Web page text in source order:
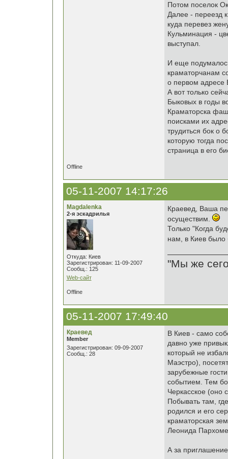
Потом поселок
Далее - переезд
куда перевез
Кульминация -
выступал.
И еще
краматорчанам
о первом адресе
А вот только
Быковых в годы
Краматорска
поисками их
трудиться бок о
которую тогда
страница в его
Offline
05-11-2007 14:17:26
Magdalenka
2-я эскадрилья
Откуда: Киев
Зарегистрирован: 11-09-2007
Сообщ.: 125
Web-сайт
Краевед, Ваша
осуществим.
Только "Когда
нам, в Киев было
"Мы же
Offline
05-11-2007 17:49:40
Краевед
Member
Зарегистрирован: 09-09-2007
Сообщ.: 28
В Киев - само
давно уже
который не
Маэстро),
зарубежные
событием. Тем
Черкасское (оно
Побывать там,
родился и его
краматорская
Леонида
А за